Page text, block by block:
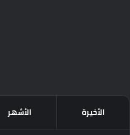
الأخيرة الأشهر